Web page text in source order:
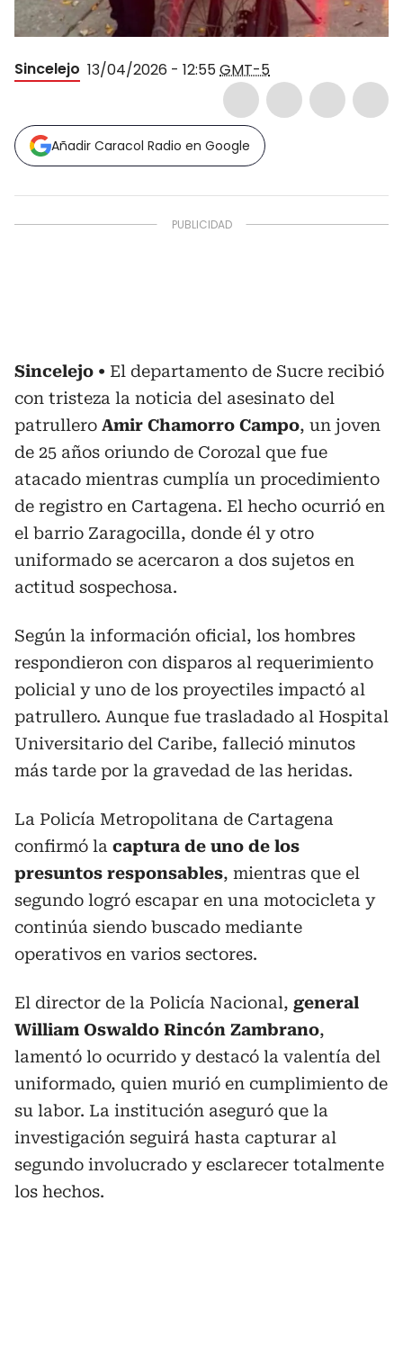
Sincelejo 13/04/2026 - 12:55GMT-5
Añadir Caracol Radio en Google
Sincelejo
El departamento de Sucre recibió
con tristeza la noticia del asesinato del
patrullero Amir Chamorro Campo, un joven
de 25 años oriundo de Corozal que fue
atacado mientras cumplía un procedimiento
de registro en Cartagena. El hecho ocurrió en
el barrio Zaragocilla, donde él y otro
uniformado se acercaron a dos sujetos en
actitud sospechosa.
Según la información oficial, los hombres
respondieron con disparos al requerimiento
policial y uno de los proyectiles impactó al
patrullero. Aunque fue trasladado al Hospital
Universitario del Caribe, falleció minutos
más tarde por la gravedad de las heridas.
La Policía Metropolitana de Cartagena
confirmó la captura de uno de los
presuntos responsables, mientras que el
segundo logró escapar en una motocicleta y
continúa siendo buscado mediante
operativos en varios sectores.
El director de la Policía Nacional, general
William Oswaldo Rincón Zambrano,
lamentó lo ocurrido y destacó la valentía del
uniformado, quien murió en cumplimiento de
su labor. La institución aseguró que la
investigación seguirá hasta capturar al
segundo involucrado y esclarecer totalmente
los hechos.